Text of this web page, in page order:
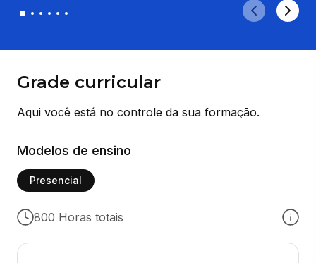
Grade curricular
Aqui você está no controle da sua formação.
Modelos de ensino
Presencial
800 Horas totais